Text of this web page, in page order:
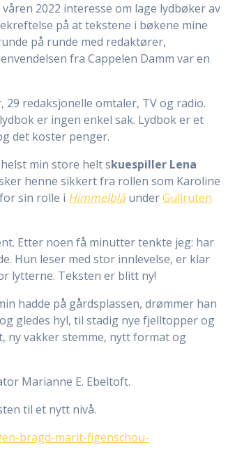
2022 interesse om lage lydbøker av
på at tekstene i bøkene mine
på runde med redaktører,
fra Cappelen Damm var en
redaksjonelle omtaler, TV og radio.
er ingen enkel sak. Lydbok er et
det koster penger.
min store helt skuespiller Lena
henne sikkert fra rollen som Karoline
sin rolle i Himmelblå underGullruten
Etter noen få minutter tenkte jeg: har
Hun leser med stor innlevelse, er klar
lytterne. Teksten er blitt ny!
hadde på gårdsplassen, drømmer han
gledes hyl, til stadig nye fjelltopper og
ny vakker stemme, nytt format og
Marianne E. Ebeltoft.
til et nytt nivå.
bragd-marit-figenschou-